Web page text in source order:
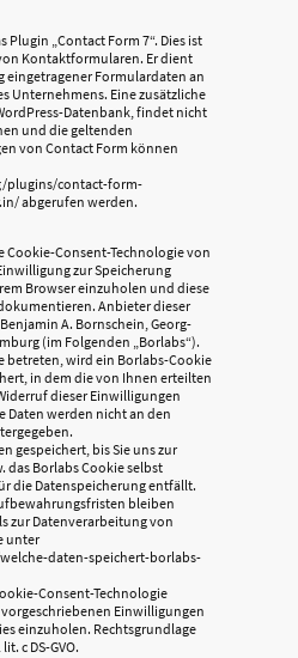
Plugin „Contact Form 7“. Dies ist
Kontaktformularen. Er dient
eingetragener Formulardaten an
Unternehmens. Eine zusätzliche
Datenbank, findet nicht
und die geltenden
von Contact Form können
plugins/contact-form-
abgerufen werden.
Cookie-Consent-Technologie von
zur Speicherung
Browser einzuholen und diese
Anbieter dieser
A. Bornschein, Georg-
(im Folgenden „Borlabs“).
betreten, wird ein Borlabs-Cookie
in dem die von Ihnen erteilten
dieser Einwilligungen
Daten werden nicht an den
gespeichert, bis Sie uns zur
das Borlabs Cookie selbst
die Datenspeicherung entfällt.
bleiben
zur Datenverarbeitung von
unter
daten-speichert-borlabs-
Consent-Technologie
Einwilligungen
einzuholen. Rechtsgrundlage
c DS-GVO.